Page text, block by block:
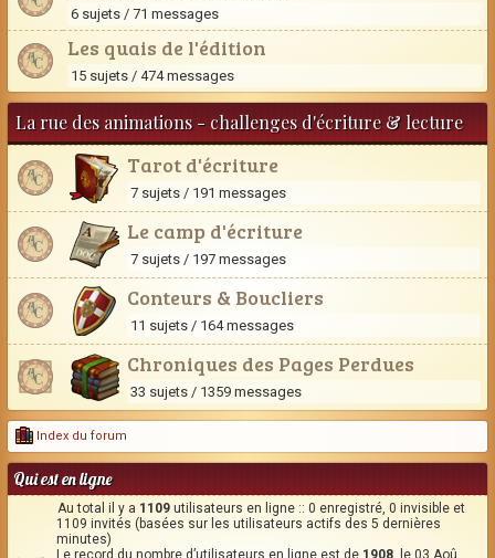
6 sujets / 71 messages
Les quais de l'édition
15 sujets / 474 messages
La rue des animations - challenges d'écriture & lecture
Tarot d'écriture
7 sujets / 191 messages
Le camp d'écriture
7 sujets / 197 messages
Conteurs & Boucliers
11 sujets / 164 messages
Chroniques des Pages Perdues
33 sujets / 1359 messages
Index du forum
Qui est en ligne
Au total il y a 1109 utilisateurs en ligne :: 0 enregistré, 0 invisible et
1109 invités (basées sur les utilisateurs actifs des 5 dernières
minutes)
Le record du nombre d’utilisateurs en ligne est de 1908 , le 03 Aoû